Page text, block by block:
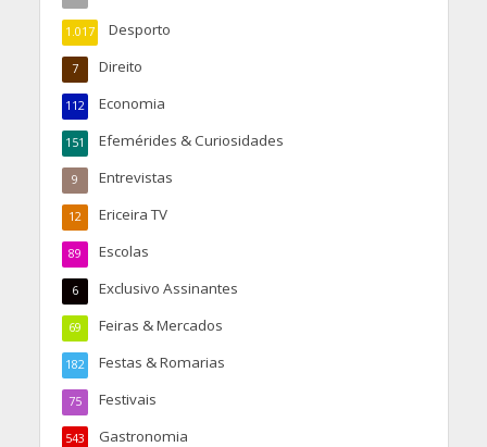
Desporto
1.017
Direito
7
Economia
112
Efemérides & Curiosidades
151
Entrevistas
9
Ericeira TV
12
Escolas
89
Exclusivo Assinantes
6
Feiras & Mercados
69
Festas & Romarias
182
Festivais
75
Gastronomia
543